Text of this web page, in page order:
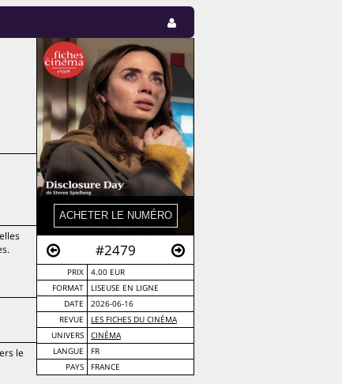
#2479
PRIX
4.00 EUR
FORMAT
LISEUSE EN LIGNE
DATE
2026-06-16
REVUE
LES FICHES DU CINÉMA
UNIVERS
CINÉMA
LANGUE
FR
PAYS
FRANCE
le